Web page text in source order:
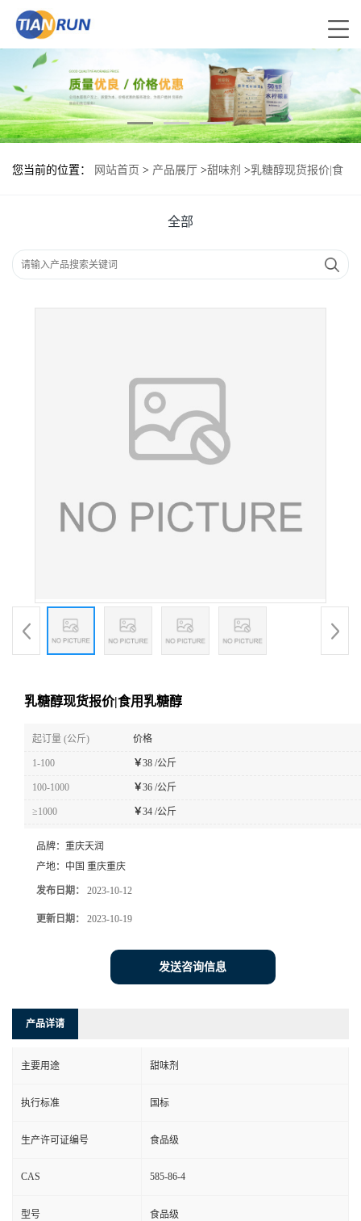
您当前的位置： 网站首页 > 产品展厅 >甜味剂 >乳糖醇现货报价|食
全部
乳糖醇现货报价|食用乳糖醇
起订量 (公斤) 价格
1-100 ￥38 /公斤
100-1000 ￥36 /公斤
≥1000 ￥34 /公斤
品牌： 重庆天润
产地： 中国 重庆重庆
发布日期： 2023-10-12
更新日期： 2023-10-19
发送咨询信息
产品详请
主要用途 甜味剂
执行标准 国标
生产许可证编号 食品级
CAS 585-86-4
型号 食品级